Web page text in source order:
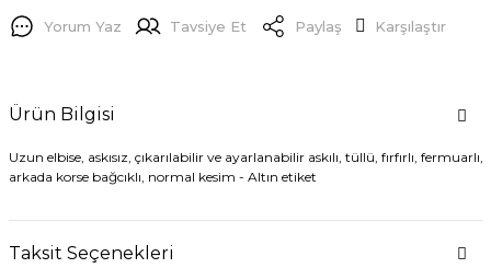
Yorum Yaz Tavsiye Et Paylaş Karşılaştır
Ürün Bilgisi
Uzun elbise, askısız, çıkarılabilir ve ayarlanabilir askılı, tüllü, fırfırlı, fermuarlı,
arkada korse bağcıklı, normal kesim - Altın etiket
Taksit Seçenekleri